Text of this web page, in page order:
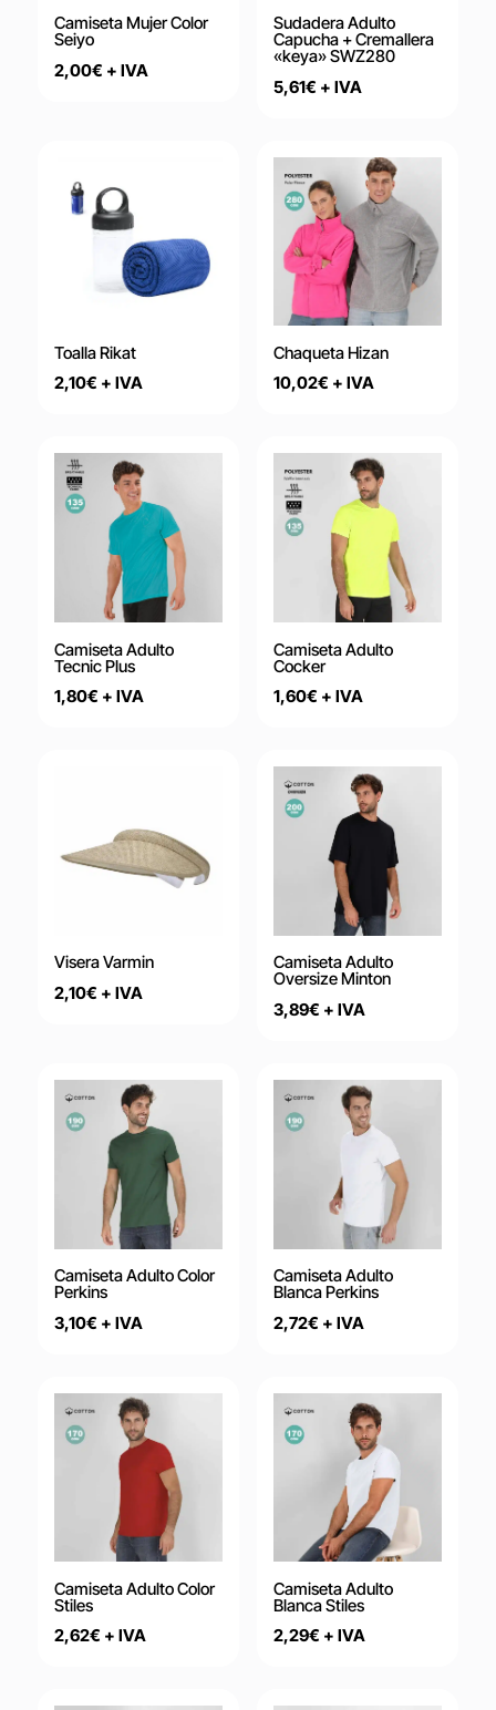
Camiseta Mujer Color
Seiyo
2,00€ + IVA
Sudadera Adulto
Capucha + Cremallera
«keya» SWZ280
5,61€ + IVA
Toalla Rikat
2,10€ + IVA
Chaqueta Hizan
10,02€ + IVA
Camiseta Adulto
Tecnic Plus
1,80€ + IVA
Camiseta Adulto
Cocker
1,60€ + IVA
Visera Varmin
2,10€ + IVA
Camiseta Adulto
Oversize Minton
3,89€ + IVA
Camiseta Adulto Color
Perkins
3,10€ + IVA
Camiseta Adulto
Blanca Perkins
2,72€ + IVA
Camiseta Adulto Color
Stiles
2,62€ + IVA
Camiseta Adulto
Blanca Stiles
2,29€ + IVA